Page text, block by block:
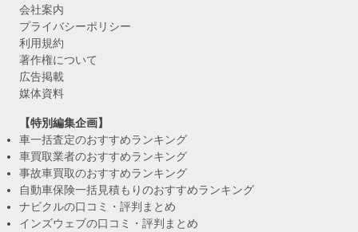
会社案内
プライバシーポリシー
利用規約
著作権について
広告掲載
媒体資料
【特別編集企画】
車一括査定のおすすめランキング
車買取業者のおすすめランキング
事故車買取のおすすめランキング
自動車保険一括見積もりのおすすめランキング
ナビクルの口コミ・評判まとめ
インズウェブの口コミ・評判まとめ